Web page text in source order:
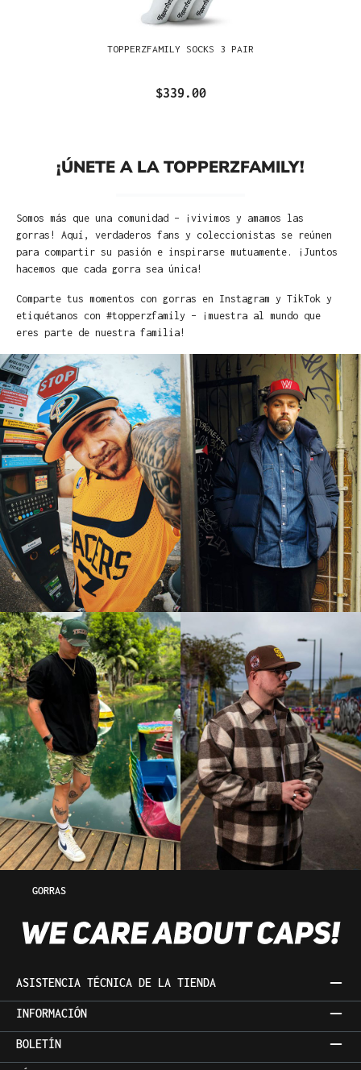
TOPPERZFAMILY SOCKS 3 PAIR
$339.00
¡ÚNETE A LA TOPPERZFAMILY!
Somos más que una comunidad – ¡vivimos y amamos las
gorras! Aquí, verdaderos fans y coleccionistas se reúnen
para compartir su pasión e inspirarse mutuamente. ¡Juntos
hacemos que cada gorra sea única!
Comparte tus momentos con gorras en Instagram y TikTok y
etiquétanos con #topperzfamily – ¡muestra al mundo que
eres parte de nuestra familia!
GORRAS
ASISTENCIA TÉCNICA DE LA TIENDA
INFORMACIÓN
BOLETÍN